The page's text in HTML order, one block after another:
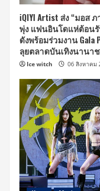
iQIYI Artist ส่ง “มอส
พุ่ง แฟนอินโดแห่ต้อน
ดังพร้อมร่วมงาน Gala
ลุยตลาดบันเทิงนานา
Ice witch 06 สิงหาคม